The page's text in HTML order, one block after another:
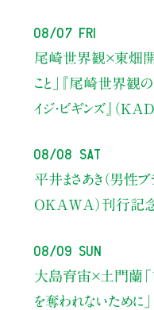
08/07 Fri
尾崎世界観×東畑
こと」
『尾崎世界観の
イジ・ビギンズ』（
08/08 Sat
平井まさあき（男性ブ
OKAWA）刊行記
08/09 Sun
大島育宙×土門蘭
を奪われないために」